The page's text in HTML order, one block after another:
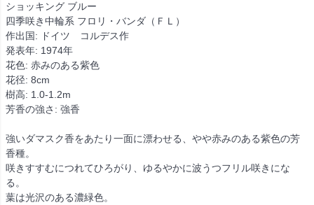
ショッキング ブルー
四季咲き中輪系 フロリ・バンダ（ＦＬ）
作出国: ドイツ コルデス作
発表年: 1974年
花色: 赤みのある紫色
花径: 8cm
樹高: 1.0-1.2m
芳香の強さ: 強香
強いダマスク香をあたり一面に漂わせる、やや赤みのある紫色の芳
香種。
咲きすすむにつれてひろがり、ゆるやかに波うつフリル咲きにな
る。
葉は光沢のある濃緑色。